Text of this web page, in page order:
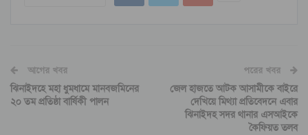
আগের খবর
ঝিনাইদহে মহা ধুমধামে মানবজমিনের
২০ তম প্রতিষ্ঠা বার্ষিকী পালন
পরের খবর
জেল হাজতে আটক আসামীকে বাইরে
দেখিয়ে মিথ্যা প্রতিবেদনে এবার
ঝিনাইদহ সদর থানার এসআইকে
কৈফিয়ত তলব